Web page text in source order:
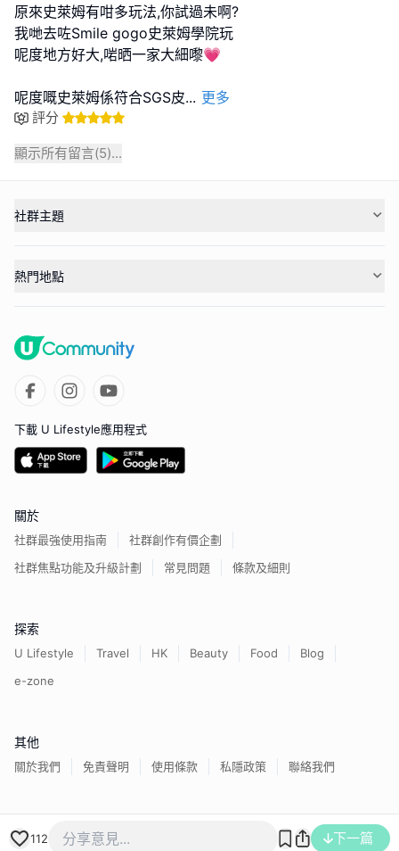
原來史萊姆有咁多玩法,你試過未啊?
我哋去咗Smile gogo史萊姆學院玩
呢度地方好大,啱晒一家大細嚟💗
呢度嘅史萊姆係符合SGS皮... 更多
評分
顯示所有留言(5)...
112 下一篇
社群主題
熱門地點
下載 U Lifestyle應用程式
關於
社群最強使用指南
社群創作有價企劃
社群焦點功能及升級計劃
常見問題 條款及細則
探索
U Lifestyle Travel HK Beauty Food
Blog
e-zone
其他
關於我們 免責聲明 使用條款 私隱政策 聯絡我們
香港經濟日報版權所有©